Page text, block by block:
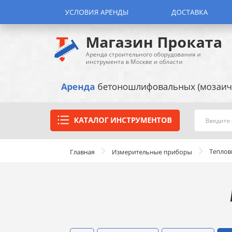
УСЛОВИЯ АРЕНДЫ ДОСТАВКА
Магазин Проката
Аренда строительного оборудования и
инструмента в Москве и области
Аренда бетоношлифовальных
КАТАЛОГ ИНСТРУМЕНТОВ
Главная Измерительные приборы